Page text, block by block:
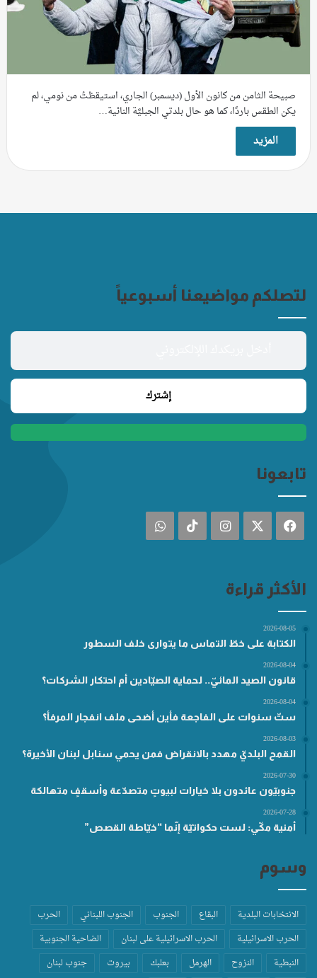
صبيحة الثامن من كانون الأول (ديسمبر) الجاري، استيقظتُ من نومي، لم
يكن الطقس باردًا، كما هو حال بلدتي الجبليَّة النائية…
المزيد
لتصلكم مواضيعنا أسبوعياً
تابعونا
فيسبوك انستقرام ‫TikTokواتساب
الأكثر قراءة
2026-08-05
الكتابة على خطّ التماس ما يتوارى خلف السطور
2026-08-04
قانون الصيد المائيّ.. لحماية الصيّادين أم احتكار الشركات؟
2026-08-04
ستّ سنوات على الفاجعة فأين أضحى ملف انفجار المرفأ؟
2026-08-03
القمح البلديّ مهدد بالانقراض فمن يحمي سنابل لبنان الأخيرة؟
2026-07-30
جنوبيّون عائدون بلا خيارات لبيوتٍ متصدّعة وأسقفٍ متهالكة
2026-07-28
أمنية مكّي: لست حكواتيّة إنّما “خيّاطة القصص”
وسوم
الانتخابات البلدية البقاع الجنوب الجنوب اللبناني
الحرب
الحرب الاسرائيلية
الحرب الاسرائيلية على لبنان
الضاحية الجنوبية
النبطية
النزوح الهرمل بعلبك بيروت جنوب لبنان